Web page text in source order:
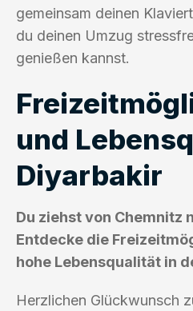
gemeinsam deinen
du deinen Umzug
genießen kannst.
und
Diyarbakir
Du ziehst von Chemnitz
Entdecke die
hohe Lebensqualität in
Herzlichen Glückwunsch